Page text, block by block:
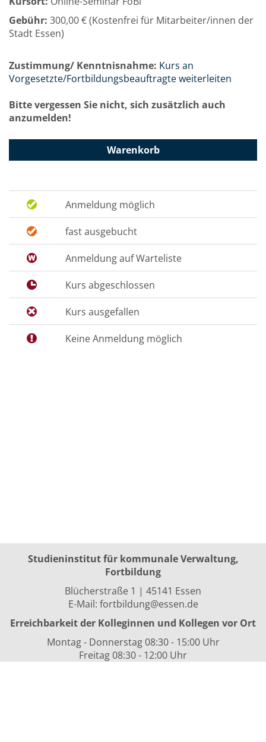
Gebühr: 300,00 € (Kostenfrei für Mitarbeiter/innen der
Stadt Essen)
Zustimmung/ Kenntnisnahme: Kurs an
Vorgesetzte/Fortbildungsbeauftragte weiterleiten
Bitte vergessen Sie nicht, sich zusätzlich auch
anzumelden!
Warenkorb
Anmeldung möglich
fast ausgebucht
Anmeldung auf Warteliste
Kurs abgeschlossen
Kurs ausgefallen
Keine Anmeldung möglich
Studieninstitut für kommunale Verwaltung,
Fortbildung
Blücherstraße 1 | 45141 Essen
E-Mail: fortbildung@essen.de
Erreichbarkeit der Kolleginnen und Kollegen vor Ort
Montag - Donnerstag 08:30 - 15:00 Uhr
Freitag 08:30 - 12:00 Uhr